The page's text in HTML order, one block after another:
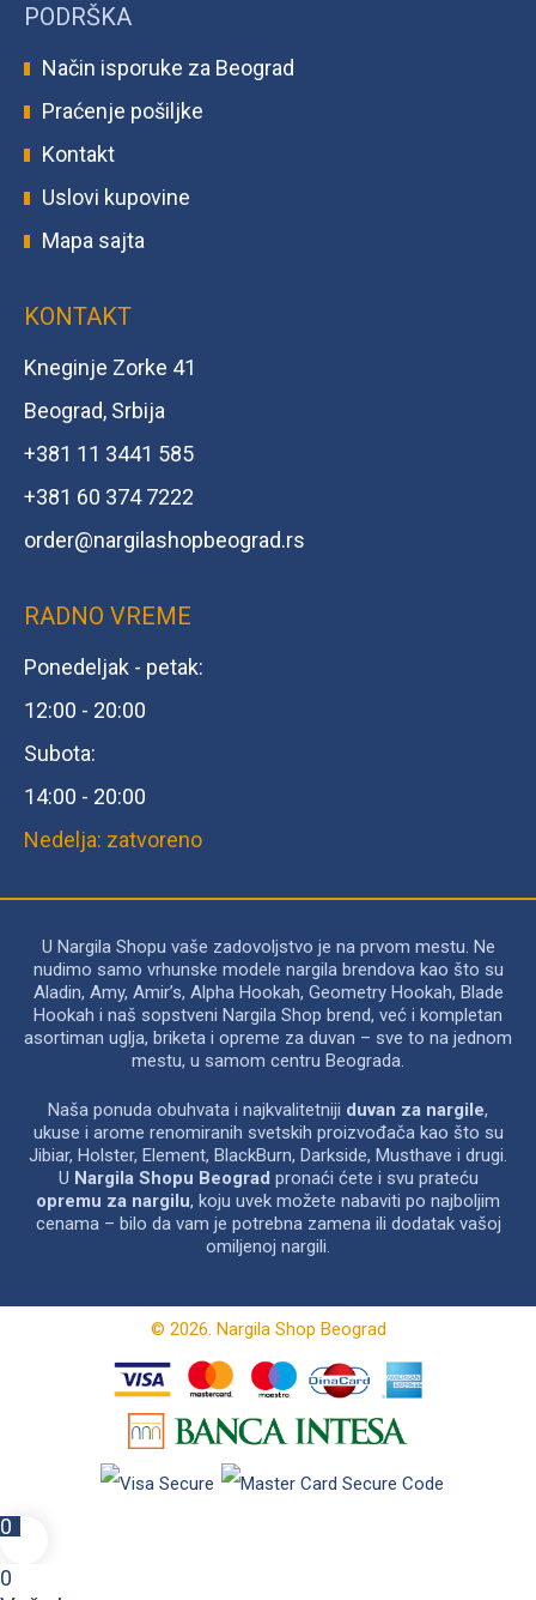
PODRŠKA
Način isporuke za Beograd
Praćenje pošiljke
Kontakt
Uslovi kupovine
Mapa sajta
KONTAKT
Kneginje Zorke 41
Beograd, Srbija
+381 11 3441 585
+381 60 374 7222
order@nargilashopbeograd.rs
RADNO VREME
Ponedeljak - petak:
12:00 - 20:00
Subota:
14:00 - 20:00
Nedelja: zatvoreno
U Nargila Shopu vaše zadovoljstvo je na prvom mestu. Ne
nudimo samo vrhunske modele nargila brendova kao što su
Aladin, Amy, Amir’s, Alpha Hookah, Geometry Hookah, Blade
Hookah i naš sopstveni Nargila Shop brend, već i kompletan
asortiman uglja, briketa i opreme za duvan – sve to na jednom
mestu, u samom centru Beograda.
Naša ponuda obuhvata i najkvalitetniji duvan za nargile,
ukuse i arome renomiranih svetskih proizvođača kao što su
Jibiar, Holster, Element, BlackBurn, Darkside, Musthave i drugi.
U Nargila Shopu Beograd pronaći ćete i svu prateću
opremu za nargilu, koju uvek možete nabaviti po najboljim
cenama – bilo da vam je potrebna zamena ili dodatak vašoj
omiljenoj nargili.
© 2026. Nargila Shop Beograd
0
0